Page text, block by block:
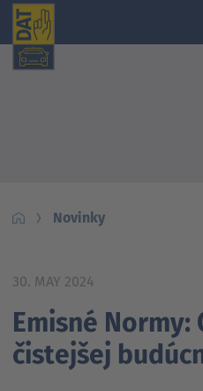
Novinky
30. MAY 2024
Emisné Normy:
čistejšej